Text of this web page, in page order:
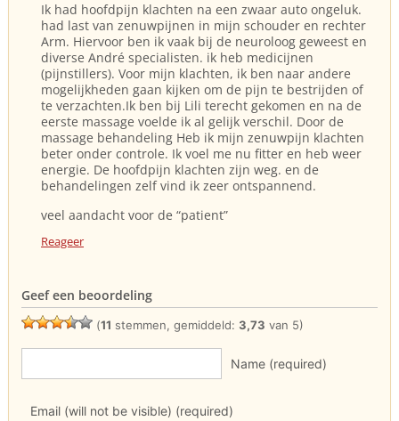
Ik had hoofdpijn klachten na een zwaar auto ongeluk.
had last van zenuwpijnen in mijn schouder en rechter
Arm. Hiervoor ben ik vaak bij de neuroloog geweest en
diverse André specialisten. ik heb medicijnen
(pijnstillers). Voor mijn klachten, ik ben naar andere
mogelijkheden gaan kijken om de pijn te bestrijden of
te verzachten.Ik ben bij Lili terecht gekomen en na de
eerste massage voelde ik al gelijk verschil. Door de
massage behandeling Heb ik mijn zenuwpijn klachten
beter onder controle. Ik voel me nu fitter en heb weer
energie. De hoofdpijn klachten zijn weg. en de
behandelingen zelf vind ik zeer ontspannend.
veel aandacht voor de “patient”
Reageer
Geef een beoordeling
(11 stemmen, gemiddeld: 3,73 van 5)
Name (required)
Email (will not be visible) (required)